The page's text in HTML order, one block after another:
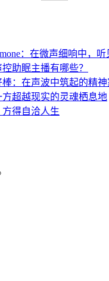
：在微声细响中，
助眠主播有哪些？
：在声波中筑起的精神
方超越现实的灵魂栖息地
得自洽人生